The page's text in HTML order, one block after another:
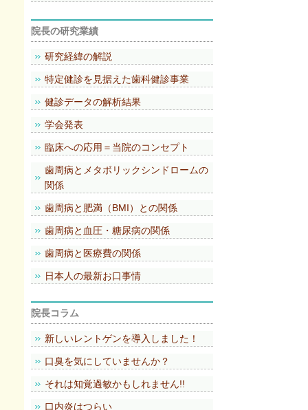
院長の研究業績
研究経緯の解説
特定健診を見据えた歯科健診事業
健診データの解析結果
学会発表
臨床への応用＝当院のコンセプト
歯周病とメタボリックシンドロームの
関係
歯周病と肥満（BMI）との関係
歯周病と血圧・糖尿病の関係
歯周病と医療費の関係
日本人の最新お口事情
院長コラム
新しいレントゲンを導入しました！
口臭を気にしていませんか？
それは知覚過敏かもしれません!!
口内炎はつらい